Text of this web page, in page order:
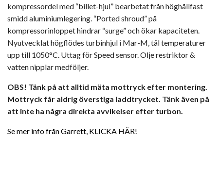
kompressordel med “billet-hjul” bearbetat från höghållfast
smidd aluminiumlegering. “Ported shroud” på
kompressorinloppet hindrar “surge” och ökar kapaciteten.
Nyutvecklat högflödes turbinhjul i Mar-M, tål temperaturer
upp till 1050°C. Uttag för Speed sensor. Olje restriktor &
vatten nipplar medföljer.
OBS! Tänk på att alltid mäta mottryck efter montering.
Mottryck får aldrig överstiga laddtrycket. Tänk även på
att inte ha några direkta avvikelser efter turbon.
Se mer info från Garrett, KLICKA HÄR!